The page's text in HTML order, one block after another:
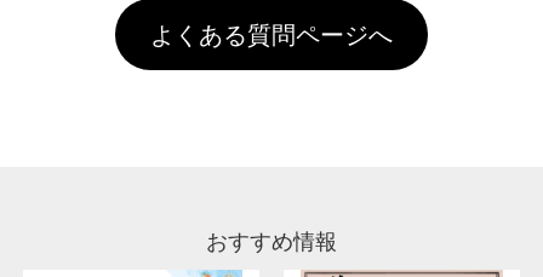
クにカウントがされません。
お手数ですが、お客様ご自身にて着用前に落と
していただけますようお願いいたします。※1
通常注文・直送機能でのご注文に関わらず、前
引」などによるお値引きで4,000円未満になる
場合は送料がかかりますので、ご注意くださ
い。
よくある質問ページへ
おすすめ情報